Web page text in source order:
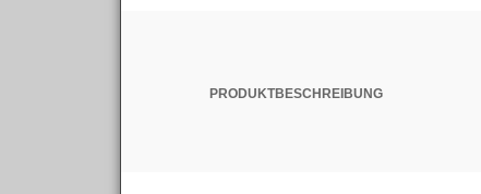
PRODUKTBESCHREIBUNG